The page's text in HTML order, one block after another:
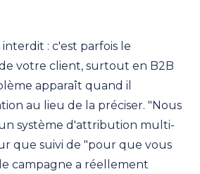
: c'est parfois le
votre client, surtout en B2B
apparaît quand il
au lieu de la préciser. "Nous
système d'attribution multi-
que suivi de "pour que vous
campagne a réellement